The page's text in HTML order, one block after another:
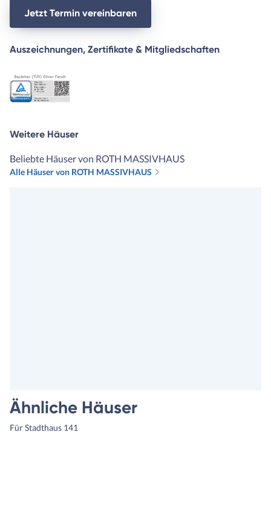
Jetzt Termin vereinbaren
Auszeichnungen, Zertifikate & Mitgliedschaften
Weitere Häuser
Beliebte Häuser von ROTH MASSIVHAUS
Alle Häuser von ROTH MASSIVHAUS
Ähnliche Häuser
Für Stadthaus 141